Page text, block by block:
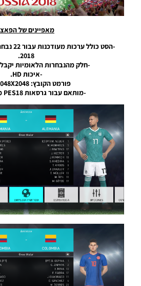
מאפיינים של
-הסט
2018.
-חלק מהנבחרות הלאומיות
-איכות HD.
פורמט הקובץ: PNG 2048X2048
-מותאם עבור גרסאות PES18 מקורי ופרוץ.
PES18
PS4 /
World
PES18
PS4 /
Option
File
Cup 2018
Noam_r
19:00
PES18
MUNDIAL
RUSSIA
2018 V7.0
Noam_r
10/06/2018